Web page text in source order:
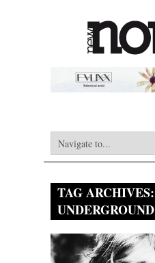
TAG ARCHIVES:
UNDERGROUND